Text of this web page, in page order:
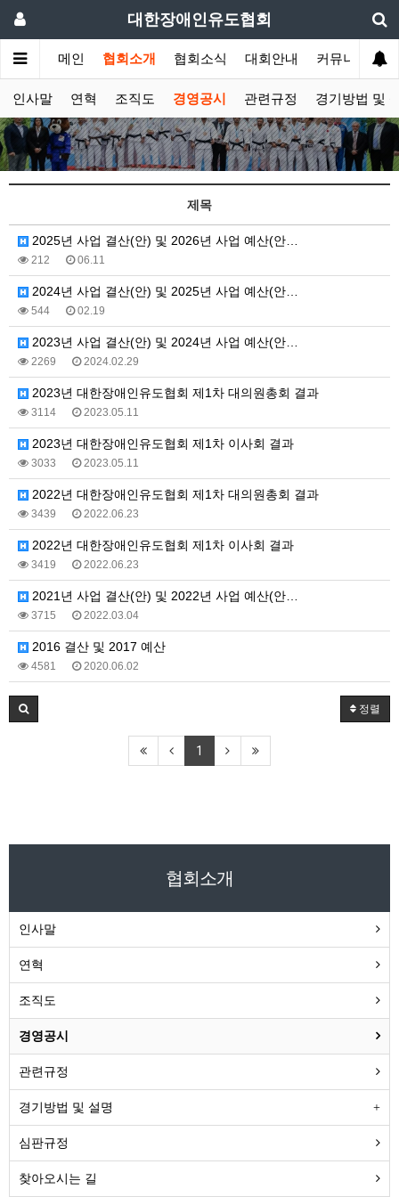
대한장애인유도협회
메인 협회소개 협회소식 대회안내 커뮤니티
인사말 연혁 조직도 경영공시 관련규정 경기방법 및
제목
2025년 사업 결산(안) 및 2026년 사업 예산(안…
212 06.11
2024년 사업 결산(안) 및 2025년 사업 예산(안…
544 02.19
2023년 사업 결산(안) 및 2024년 사업 예산(안…
2269 2024.02.29
2023년 대한장애인유도협회 제1차 대의원총회 결과
3114 2023.05.11
2023년 대한장애인유도협회 제1차 이사회 결과
3033 2023.05.11
2022년 대한장애인유도협회 제1차 대의원총회 결과
3439 2022.06.23
2022년 대한장애인유도협회 제1차 이사회 결과
3419 2022.06.23
2021년 사업 결산(안) 및 2022년 사업 예산(안…
3715 2022.03.04
2016 결산 및 2017 예산
4581 2020.06.02
정렬
1
협회소개
인사말
연혁
조직도
경영공시
관련규정
경기방법 및 설명
심판규정
찾아오시는 길